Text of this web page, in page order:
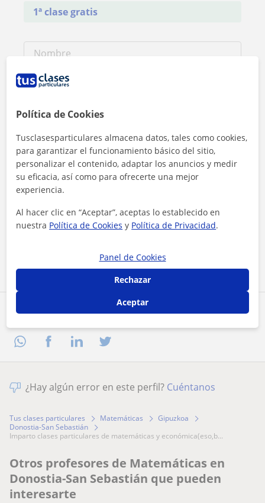
Comparte a este profesor
1ª clase gratis
Al hacer clic, aceptas nuestroaviso legaly deprivacidad
Contactar ahora
¿Hay algún error en este perfil? Cuéntanos
Tus clases particulares Matemáticas
Gipuzkoa
Donostia-San Sebastián
imparto clases particulares de matemáticas y económica(eso,b...
Otros profesores de Matemáticas en
Donostia-San Sebastián que pueden
interesarte
Política de Cookies
Tusclasesparticulares almacena datos, tales como cookies,
para garantizar el funcionamiento básico del sitio,
personalizar el contenido, adaptar los anuncios y medir
su eficacia, así como para ofrecerte una mejor
experiencia.
Al hacer clic en “Aceptar”, aceptas lo establecido en
nuestra Política de Cookies y Política de Privacidad.
Panel de Cookies
Rechazar
Aceptar